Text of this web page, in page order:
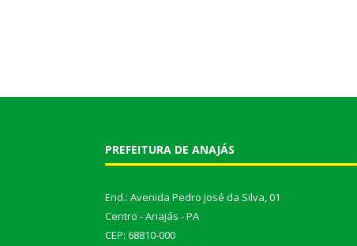
PREFEITURA DE ANAJÁS
End.: Avenida Pedro José da Silva, 01
Centro - Anajás - PA
CEP: 68810-000